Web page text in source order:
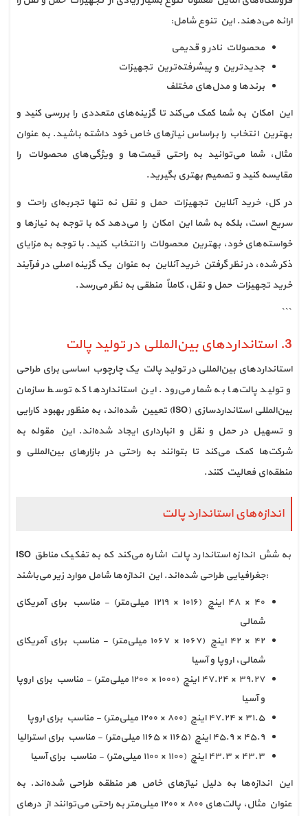
ارائه می‌دهند. این تنوع شامل:
محصولات نادر و قدیمی
جدیدترین و پیشرفته‌ترین تجهیزات
برندها و مدل‌های مختلف
این امکان به شما کمک می‌کند تا گزینه‌های متعددی را بررسی کنید و
بهترین انتخاب را براساس نیازهای خاص خود داشته باشید. به عنوان
مثال، شما می‌توانید به راحتی قیمت‌ها و ویژگی‌های محصولات را
مقایسه کنید و تصمیم بهتری بگیرید.
در کل، خرید آنلاین تجهیزات حمل و نقل نه تنها تجربه‌ای راحت و
سریع است، بلکه به شما این امکان را می‌دهد که با توجه به نیازها و
خواسته‌های خود، بهترین محصولات را انتخاب کنید. با توجه به مزایای
ذکر شده، در نظر گرفتن خرید آنلاین به عنوان یک گزینه اصلی در فرآیند
خرید تجهیزات حمل و نقل، کاملاً منطقی به نظر می‌رسد.
```
3. استانداردهای بین‌المللی در تولید پالت
استانداردهای بین‌المللی در تولید پالت یک چارچوب اساسی برای طراحی
و تولید پالت‌ها به شمار می‌رود. این استانداردها که توسط سازمان
بین‌المللی استانداردسازی (ISO) تعیین شده‌اند، به منظور بهبود کارایی
و تسهیل در حمل و نقل و انبارداری ایجاد شده‌اند. این مقوله به
شرکت‌ها کمک می‌کند تا بتوانند به راحتی در بازارهای بین‌المللی و
منطقه‌ای فعالیت کنند.
اندازه‌های استاندارد پالت
ISO به شش اندازه استاندارد پالت اشاره می‌کند که به تفکیک مناطق
جغرافیایی طراحی شده‌اند. این اندازه‌ها شامل موارد زیر می‌باشند:
۴۰ × ۴۸ اینچ (۱۰۱۶ × ۱۲۱۹ میلی‌متر) - مناسب برای آمریکای
شمالی
۴۲ × ۴۲ اینچ (۱۰۶۷ × ۱۰۶۷ میلی‌متر) - مناسب برای آمریکای
شمالی، اروپا و آسیا
۳۹.۲۷ × ۴۷.۲۴ اینچ (۱۰۰۰ × ۱۲۰۰ میلی‌متر) - مناسب برای اروپا
و آسیا
۳۱.۵ × ۴۷.۲۴ اینچ (۸۰۰ × ۱۲۰۰ میلی‌متر) - مناسب برای اروپا
۴۵.۹ × ۴۵.۹ اینچ (۱۱۶۵ × ۱۱۶۵ میلی‌متر) - مناسب برای استرالیا
۴۳.۳ × ۴۳.۳ اینچ (۱۱۰۰ × ۱۱۰۰ میلی‌متر) - مناسب برای آسیا
این اندازه‌ها به دلیل نیازهای خاص هر منطقه طراحی شده‌اند. به
عنوان مثال، پالت‌های ۸۰۰ × ۱۲۰۰ میلی‌متر به راحتی می‌توانند از درهای